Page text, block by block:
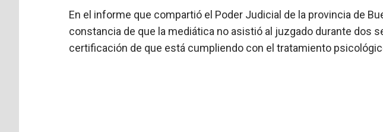
En el informe que compartió el Poder Judicial de la provincia de
constancia de que la mediática no asistió al juzgado durante dos
certificación de que está cumpliendo con el tratamiento